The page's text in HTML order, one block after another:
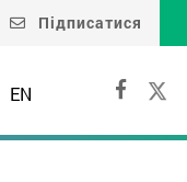
Підписатися
EN